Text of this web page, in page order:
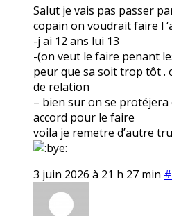
Salut je vais pas passer
copain on voudrait faire l
-j ai 12 ans lui 13
-(on veut le faire penant
peur que sa soit trop tôt .
de relation
– bien sur on se protéjera
accord pour le faire
voila je remetre d’autre
3 juin 2026 à 21 h 27 min